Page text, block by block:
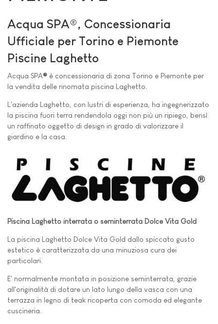
Acqua SPA®, Concessionaria
Ufficiale per Torino e Piemonte
Piscine Laghetto
Acqua SPA® è concessionaria di zona Torino e Piemonte per
la vendita delle rinomata piscina Laghetto.
L'azienda Laghetto, con lustri di esperienza, ha ingegnerizzato
la piscina fuori terra rendendola oggi non più un ripiego, bensì
un raffinato oggetto di design in grado di valorizzare il
giardino e la casa.
Piscina Laghetto interrata o seminterrata Dolce Vita Gold
La piscina Laghetto Dolce Vita Gold dallo spiccato gusto
estetico è caratterizzata da una minuziosa cura dei
particolari.
E' normalmente montata in posizione seminterrata, grazie
all'originalità di dotare un lato lungo della vasca con una
terrazza in legno di teak ricoperta con comoda ed elegante
cuscineria.